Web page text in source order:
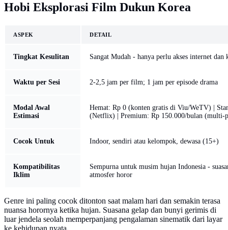
Hobi Eksplorasi Film Dukun Korea
ASPEK DETAIL
Tingkat Kesulitan Sangat Mudah - hanya perlu akses internet dan
Waktu per Sesi 2-2,5 jam per film; 1 jam per episode drama
Modal Awal
Estimasi
Hemat: Rp 0 (konten gratis di Viu/WeTV) |
(Netflix) | Premium: Rp 150.000/bulan (multi-
Cocok Untuk Indoor, sendiri atau kelompok, dewasa (15+)
Kompatibilitas
Iklim
Sempurna untuk musim hujan Indonesia -
atmosfer horor
Genre ini paling cocok ditonton saat malam hari dan semakin terasa
nuansa horornya ketika hujan. Suasana gelap dan bunyi gerimis di
luar jendela seolah memperpanjang pengalaman sinematik dari layar
ke kehidupan nyata.